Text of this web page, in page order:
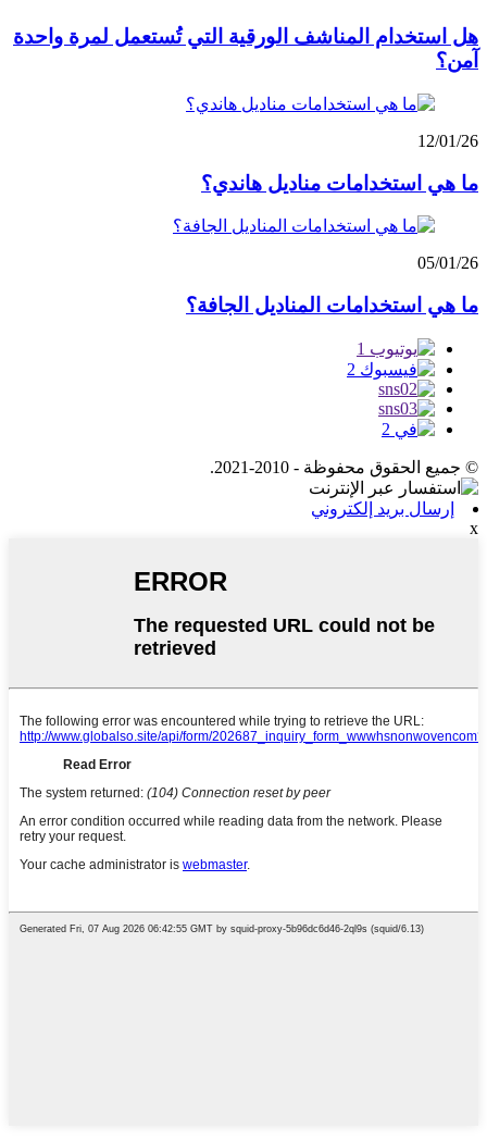
هل استخدام المناشف الورقية التي تُستعمل لمرة واحدة
آمن؟
12/01/26
ما هي استخدامات مناديل هاندي؟
05/01/26
ما هي استخدامات المناديل الجافة؟
© جميع الحقوق محفوظة - 2010-2021.
إرسال بريد إلكتروني
x